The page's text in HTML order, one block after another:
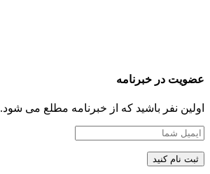
عضویت در خبرنامه
اولین نفر باشید که از خبرنامه مطلع می شود.